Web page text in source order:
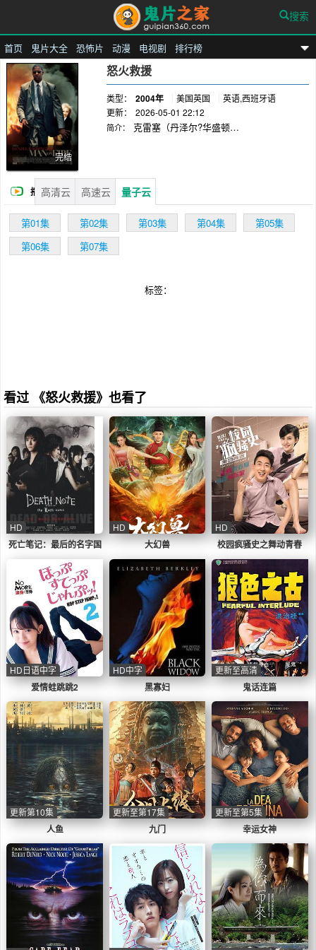
鬼片之家
首页 鬼片大全 恐怖片 动漫 电视剧 排行榜
搜索
完结
怒火救援
类型： 2004年 美国英国
英语,西班牙语
更新：
2026-05-01 22:12
简介：
克雷塞（丹泽尔?华盛顿
痹自己的神经。好友见长此以往不是办法，遂推
荐他到墨西哥去担任一名私人保镖。墨西哥城是
世界高犯罪率城市，绑架事件频发，不管有没有
钱都可能遭到绑架。克雷塞保护的是一名百万富
翁的女儿皮塔（达科塔?范宁DakotaFanning
饰）。10岁的平塔活泼可爱，她快乐的心很快就
是，好景不长，皮塔遭到了绑票并被撕票了！克
雷塞大受打击，怒火中烧的他决定只身去找绑匪
播 高清云 高速云 量子云
第01集 第02集 第03集 第04集
第05集
第06集
第07集
标签：
看过 《怒火救援》也看了
死亡笔记：最后的名字国
语
HD
大幻兽
HD
校园疯骚史之舞动青春
HD
爱情蛙跳跳2
HD日语中字
黑寡妇
HD中字
鬼话连篇
更新至高清
人鱼
更新第10集
九门
更新至第17集
幸运女神
更新至第5集